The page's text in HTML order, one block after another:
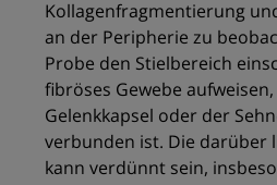
Kollagenfragmentierung
an der Peripherie zu
Probe den Stielbereich
fibröses Gewebe
Gelenkkapsel oder der
verbunden ist. Die darüber
kann verdünnt sein,